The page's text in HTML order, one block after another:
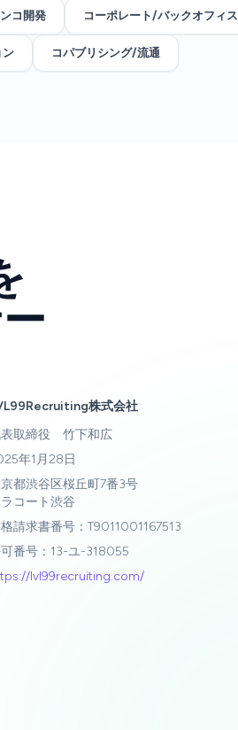
コ開発 コーポレート/バックオフィス
ン コパブリシング/流通
株式会社
取締役 竹下和広
年1月28日
都渋谷区桜丘町7番3号
コート渋谷
請求書番号：T9011001167513
番号：13-ユ-318055
lvl99recruiting.com/